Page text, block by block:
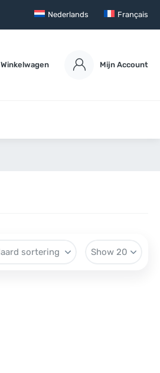
Nederlands Français
Winkelwagen Mijn Account